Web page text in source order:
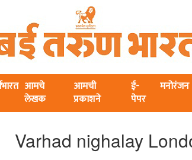
आमचे
लेखक
आमची
प्रकाशने
ई-
पेपर
मनोरंजन
Varhad nighalay